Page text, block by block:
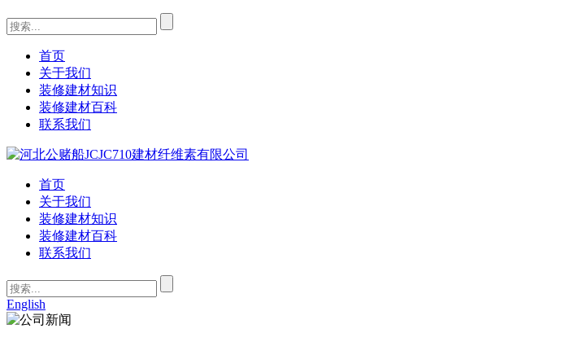
首页
关于我们
装修建材知识
装修建材百科
联系我们
首页
关于我们
装修建材知识
装修建材百科
联系我们
English